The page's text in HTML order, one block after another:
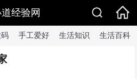
经验网
手工爱好 生活知识 生活百科